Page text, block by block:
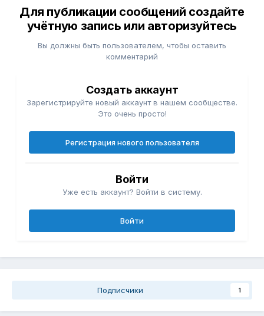
Для публикации сообщений создайте
учётную запись или авторизуйтесь
Вы должны быть пользователем, чтобы оставить
комментарий
Создать аккаунт
Зарегистрируйте новый аккаунт в нашем сообществе.
Это очень просто!
Регистрация нового пользователя
Войти
Уже есть аккаунт? Войти в систему.
Войти
Подписчики 1